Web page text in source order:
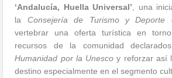
‘Andalucía, Huella Universal’ , una
la Consejería de Turismo y Deporte
vertebrar una oferta turística en
recursos de la comunidad
Humanidad por la Unesco y reforzar así
destino especialmente en el segmento